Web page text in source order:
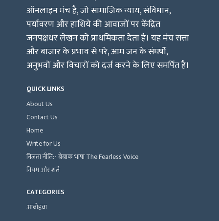
ऑनलाइन मंच है, जो सामाजिक न्याय, संविधान,
पर्यावरण और हाशिये की आवाज़ों पर केंद्रित
जनपक्षधर लेखन को प्राथमिकता देता है। यह मंच सत्ता
और बाजार के प्रभाव से परे, आम जन के संघर्षों,
अनुभवों और विचारों को दर्ज करने के लिए समर्पित है।
QUICK LINKS
About Us
Contact Us
Home
Write for Us
निजता नीति:- बेबाक भाषा The Fearless Voice
नियम और शर्तें
CATEGORIES
आबोहवा